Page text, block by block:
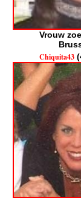
Vrouw
Chiquita43